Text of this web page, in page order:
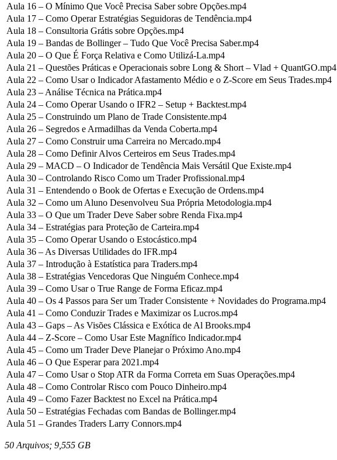
Aula 16 – O Mínimo Que Você Precisa Saber sobre Opções.mp4
Aula 17 – Como Operar Estratégias Seguidoras de Tendência.mp4
Aula 18 – Consultoria Grátis sobre Opções.mp4
Aula 19 – Bandas de Bollinger – Tudo Que Você Precisa Saber.mp4
Aula 20 – O Que É Força Relativa e Como Utilizá-La.mp4
Aula 21 – Questões Práticas e Operacionais sobre Long & Short – Vlad + QuantGO.mp4
Aula 22 – Como Usar o Indicador Afastamento Médio e o Z-Score em Seus Trades.mp4
Aula 23 – Análise Técnica na Prática.mp4
Aula 24 – Como Operar Usando o IFR2 – Setup + Backtest.mp4
Aula 25 – Construindo um Plano de Trade Consistente.mp4
Aula 26 – Segredos e Armadilhas da Venda Coberta.mp4
Aula 27 – Como Construir uma Carreira no Mercado.mp4
Aula 28 – Como Definir Alvos Certeiros em Seus Trades.mp4
Aula 29 – MACD – O Indicador de Tendência Mais Versátil Que Existe.mp4
Aula 30 – Controlando Risco Como um Trader Profissional.mp4
Aula 31 – Entendendo o Book de Ofertas e Execução de Ordens.mp4
Aula 32 – Como um Aluno Desenvolveu Sua Própria Metodologia.mp4
Aula 33 – O Que um Trader Deve Saber sobre Renda Fixa.mp4
Aula 34 – Estratégias para Proteção de Carteira.mp4
Aula 35 – Como Operar Usando o Estocástico.mp4
Aula 36 – As Diversas Utilidades do IFR.mp4
Aula 37 – Introdução à Estatística para Traders.mp4
Aula 38 – Estratégias Vencedoras Que Ninguém Conhece.mp4
Aula 39 – Como Usar o True Range de Forma Eficaz.mp4
Aula 40 – Os 4 Passos para Ser um Trader Consistente + Novidades do Programa.mp4
Aula 41 – Como Conduzir Trades e Maximizar os Lucros.mp4
Aula 43 – Gaps – As Visões Clássica e Exótica de Al Brooks.mp4
Aula 44 – Z-Score – Como Usar Este Magnífico Indicador.mp4
Aula 45 – Como um Trader Deve Planejar o Próximo Ano.mp4
Aula 46 – O Que Esperar para 2021.mp4
Aula 47 – Como Usar o Stop ATR da Forma Correta em Suas Operações.mp4
Aula 48 – Como Controlar Risco com Pouco Dinheiro.mp4
Aula 49 – Como Fazer Backtest no Excel na Prática.mp4
Aula 50 – Estratégias Fechadas com Bandas de Bollinger.mp4
Aula 51 – Grandes Traders Larry Connors.mp4
50 Arquivos; 9,555 GB